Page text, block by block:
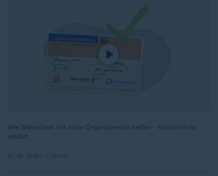
Wie Menschen mit einer Organspende helfen - kinderleicht
erklärt.